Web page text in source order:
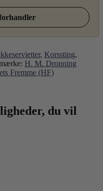
, Korssting,
H. M. Dronning
Fremme (HF)
du vil